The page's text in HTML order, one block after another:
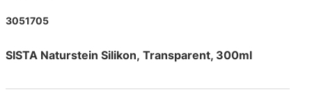
3051705
SISTA Naturstein Silikon, Transparent, 300ml